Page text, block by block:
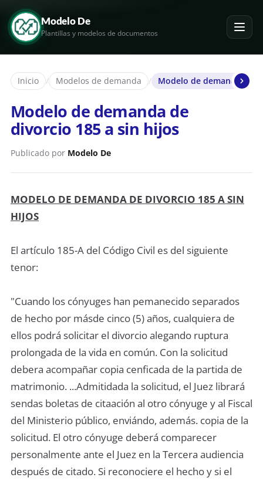
Modelo De
Plantillas y modelos de documentos
Inicio / Modelos de demanda / Modelo de demanda de
Modelo de demanda de
divorcio 185 a sin hijos
Publicado por Modelo De
MODELO DE DEMANDA DE DIVORCIO 185 ASIN
HIJOS
El artículo 185-A del Código Civil es del siguiente
tenor:
"Cuando los cónyuges han pemanecido separados
de hecho por másde cinco (5) años, cualquiera de
ellos podrá solicitar el divorcio alegando ruptura
prolongada de la vida en común. Con la solicitud
debera acompañar copia cenficada de la partida de
matrimonio. ...Admitidada la solicitud, el Juez librará
sendas boletas de citaación al otro cónyuge y al Fiscal
del Ministerio público, enviándo, además. copia de la
solicitud. El otro cónyuge deberá comparecer
personalmente ante el Juez en la Tercera audiencia
después de citado. Si reconociere el hecho y si el